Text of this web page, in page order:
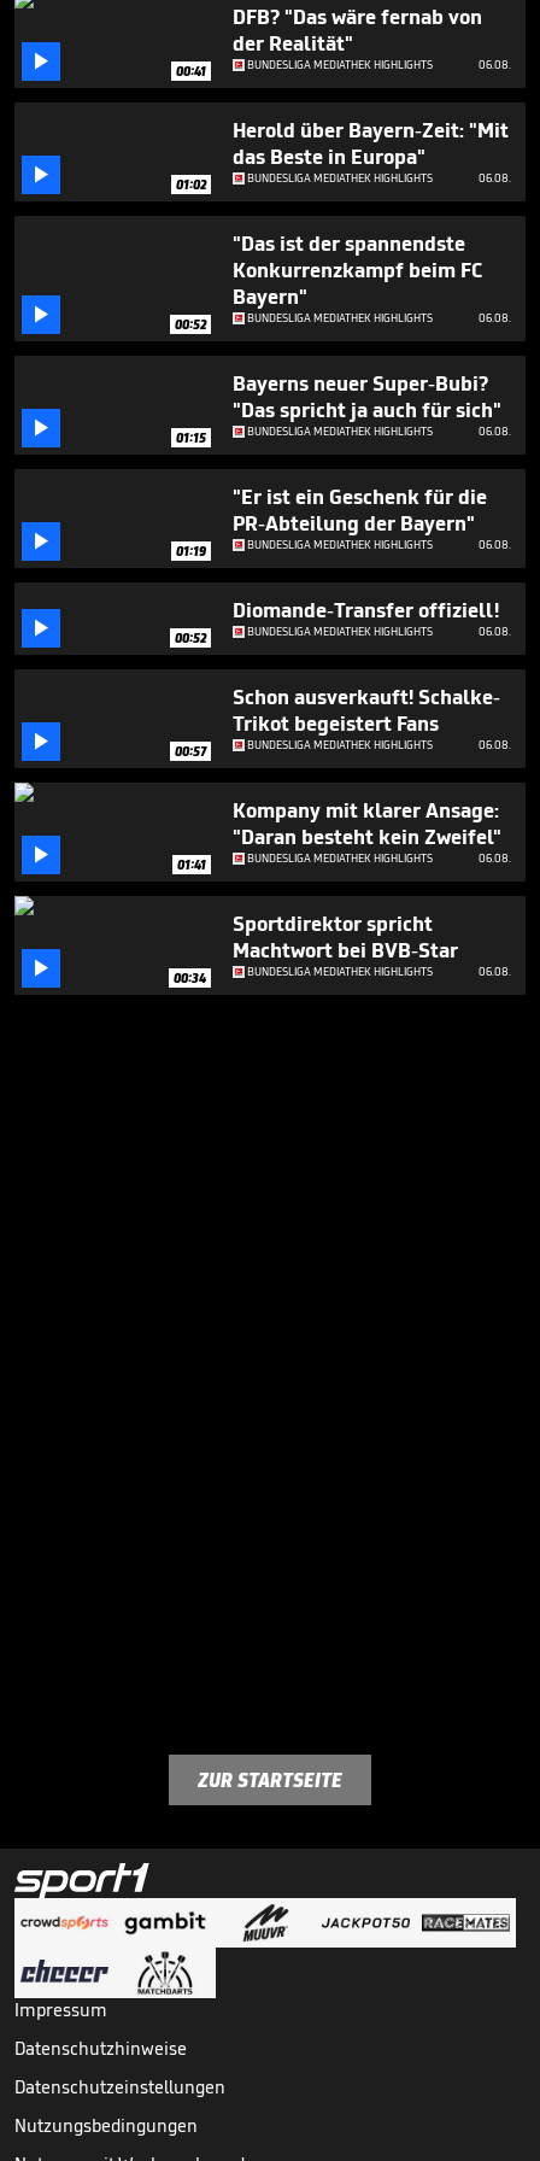
1
seconds
 00:41
DFB? "Das wäre fernab von
der Realität"
BUNDESLIGA MEDIATHEK HIGHLIGHTS 06.08.
 01:02
Herold über Bayern-Zeit: "Mit
das Beste in Europa"
BUNDESLIGA MEDIATHEK HIGHLIGHTS 06.08.
 00:52
"Das ist der spannendste
Konkurrenzkampf beim FC
Bayern"
BUNDESLIGA MEDIATHEK HIGHLIGHTS 06.08.
 01:15
Bayerns neuer Super-Bubi?
"Das spricht ja auch für sich"
BUNDESLIGA MEDIATHEK HIGHLIGHTS 06.08.
 01:19
"Er ist ein Geschenk für die
PR-Abteilung der Bayern"
BUNDESLIGA MEDIATHEK HIGHLIGHTS 06.08.
 00:52
Diomande-Transfer offiziell!
BUNDESLIGA MEDIATHEK HIGHLIGHTS 06.08.
 00:57
Schon ausverkauft! Schalke-
Trikot begeistert Fans
BUNDESLIGA MEDIATHEK HIGHLIGHTS 06.08.
 01:41
Kompany mit klarer Ansage:
"Daran besteht kein Zweifel"
BUNDESLIGA MEDIATHEK HIGHLIGHTS 06.08.
 00:34
Sportdirektor spricht
Machtwort bei BVB-Star
BUNDESLIGA MEDIATHEK HIGHLIGHTS 06.08.
ZUR STARTSEITE
Impressum
Datenschutzhinweise
Datenschutzeinstellungen
Nutzungsbedingungen